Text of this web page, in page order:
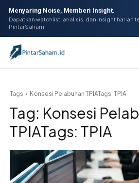
Menyaring Noise, Memberi Insight.
Dapatkan watchlist, analisis, dan insight harian
PintarSaham.
Tags
Konsesi Pelabuhan TPIATags: TPIA
Tag: Konsesi
TPIATags: TPIA